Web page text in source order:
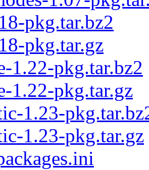
pkg.tar.bz2
pkg.tar.gz
1.22-pkg.tar.bz2
1.22-pkg.tar.gz
1.23-
1.23-pkg.tar.gz